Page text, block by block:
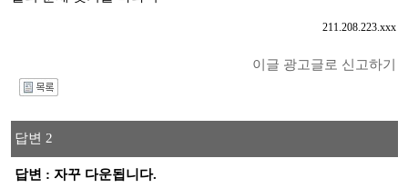
211.208.223.xxx
이글 광고글로 신고하기
답변 2
답변 : 자꾸 다운됩니다.